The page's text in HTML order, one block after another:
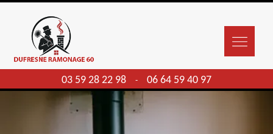
03 59 28 22 98 - 06 64 59 40 97